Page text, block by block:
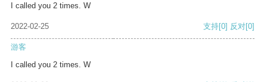
I called you 2 times. W
2022-02-25 支持[0] 反对[0]
游客
I called you 2 times. W